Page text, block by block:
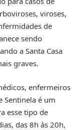
viroses,
de
sendo
a Santa Casa
graves.
enfermeiros
Sentinela é um
esse tipo de
das 8h às 20h,